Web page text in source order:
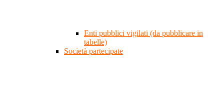
Enti pubblici vigilati (da pubblicare in
tabelle)
Società partecipate